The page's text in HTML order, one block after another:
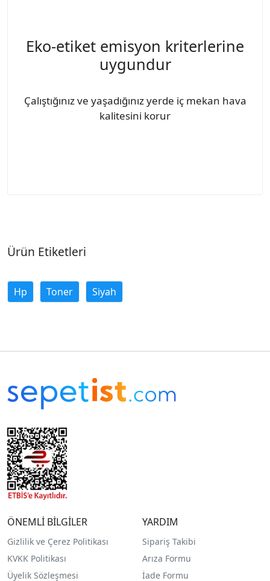
Eko-etiket emisyon kriterlerine
uygundur
Çalıştığınız ve yaşadığınız yerde iç mekan hava
kalitesini korur
Ürün Etiketleri
Hp Toner Siyah
ÖNEMLİ BİLGİLER
Gizlilik ve Çerez Politikası
KVKK Politikası
Üyelik Sözleşmesi
YARDIM
Sipariş Takibi
Arıza Formu
İade Formu